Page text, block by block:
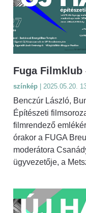
Fuga Filmklub
színkép | 2025.05.20.
Benczúr László,
Építészeti
filmrendező
órakor a FUGA
moderátora
ügyvezetője, a